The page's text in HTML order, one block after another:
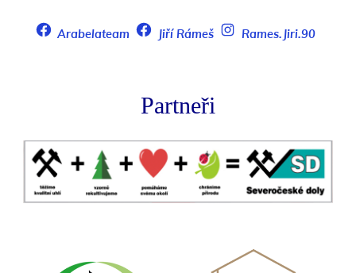
Arabelateam Jiří Rámeš Rames.Jiri.90
Partneři